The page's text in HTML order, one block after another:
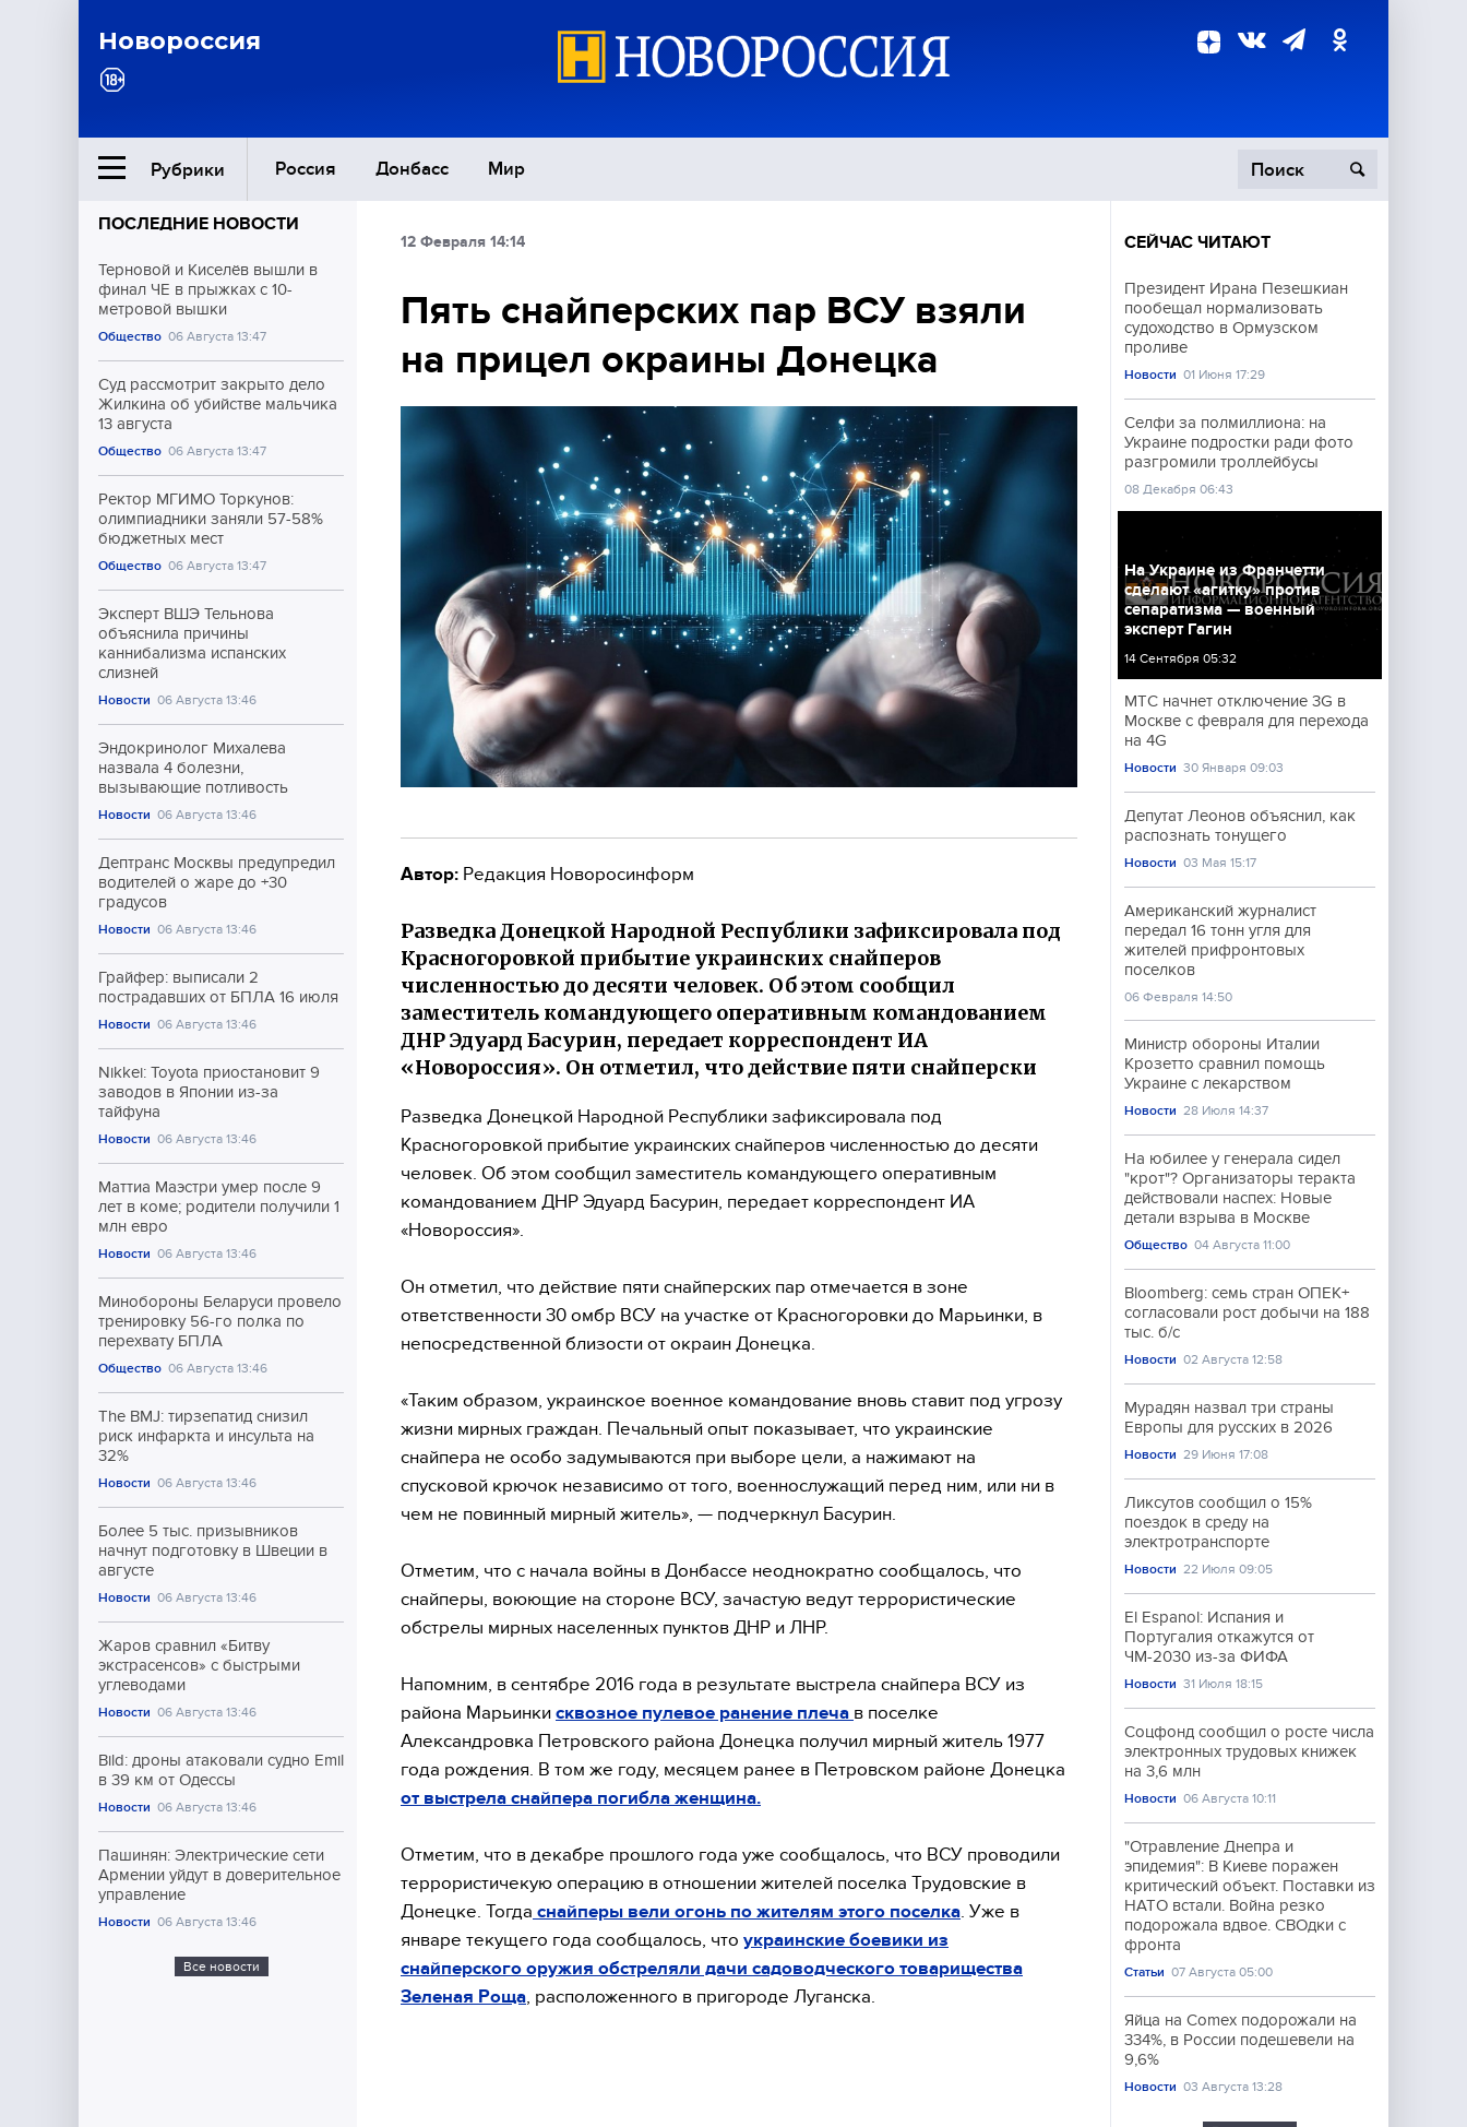
Новороссия
Рубрики Россия Донбасс Мир
Ближний Восток
Общество
Экономика
Происшествия
Культура
ПОСЛЕДНИЕ НОВОСТИ
Терновой и Киселёв вышли в
финал ЧЕ в прыжках с 10-
метровой вышки
Общество 06 Августа 13:47
Суд рассмотрит закрыто дело
Жилкина об убийстве мальчика
13 августа
Общество 06 Августа 13:47
Ректор МГИМО Торкунов:
олимпиадники заняли 57-58%
бюджетных мест
Общество 06 Августа 13:47
Эксперт ВШЭ Тельнова
объяснила причины
каннибализма испанских
слизней
Новости 06 Августа 13:46
Эндокринолог Михалева
назвала 4 болезни,
вызывающие потливость
Новости 06 Августа 13:46
Дептранс Москвы предупредил
водителей о жаре до +30
градусов
Новости 06 Августа 13:46
Грайфер: выписали 2
пострадавших от БПЛА 16 июля
Новости 06 Августа 13:46
Nikkei: Toyota приостановит 9
заводов в Японии из-за
тайфуна
Новости 06 Августа 13:46
Маттиа Маэстри умер после 9
лет в коме; родители получили 1
млн евро
Новости 06 Августа 13:46
Минобороны Беларуси провело
тренировку 56-го полка по
перехвату БПЛА
Общество 06 Августа 13:46
The BMJ: тирзепатид снизил
риск инфаркта и инсульта на
32%
Новости 06 Августа 13:46
Более 5 тыс. призывников
начнут подготовку в Швеции в
августе
Новости 06 Августа 13:46
Жаров сравнил «Битву
экстрасенсов» с быстрыми
углеводами
Новости 06 Августа 13:46
Bild: дроны атаковали судно Emil
в 39 км от Одессы
Новости 06 Августа 13:46
Пашинян: Электрические сети
Армении уйдут в доверительное
управление
Новости 06 Августа 13:46
Все новости
12 Февраля 14:14
Пять снайперских пар ВСУ взяли
на прицел окраины Донецка
Автор: Редакция Новоросинформ
Разведка Донецкой Народной Республики зафиксировала под
Красногоровкой прибытие украинских снайперов
численностью до десяти человек. Об этом сообщил
заместитель командующего оперативным командованием
ДНР Эдуард Басурин, передает корреспондент ИА
«Новороссия». Он отметил, что действие пяти снайперски
Разведка Донецкой Народной Республики зафиксировала под
Красногоровкой прибытие украинских снайперов численностью до десяти
человек. Об этом сообщил заместитель командующего оперативным
командованием ДНР Эдуард Басурин, передает корреспондент ИА
«Новороссия».
Он отметил, что действие пяти снайперских пар отмечается в зоне
ответственности 30 омбр ВСУ на участке от Красногоровки до Марьинки, в
непосредственной близости от окраин Донецка.
«Таким образом, украинское военное командование вновь ставит под угрозу
жизни мирных граждан. Печальный опыт показывает, что украинские
снайпера не особо задумываются при выборе цели, а нажимают на
спусковой крючок независимо от того, военнослужащий перед ним, или ни в
чем не повинный мирный житель», — подчеркнул Басурин.
Отметим, что с начала войны в Донбассе неоднократно сообщалось, что
снайперы, воюющие на стороне ВСУ, зачастую ведут террористические
обстрелы мирных населенных пунктов ДНР и ЛНР.
Напомним, в сентябре 2016 года в результате выстрела снайпера ВСУ из
района Марьинки сквозное пулевое ранение плеча в поселке
Александровка Петровского района Донецка получил мирный житель 1977
года рождения. В том же году, месяцем ранее в Петровском районе Донецка
от выстрела снайпера погибла женщина.
Отметим, что в декабре прошлого года уже сообщалось, что ВСУ проводили
террористичекую операцию в отношении жителей поселка Трудовские в
Донецке. Тогда снайперы вели огонь по жителям этого поселка . Уже в
январе текущего года сообщалось, что украинские боевики из
снайперского оружия обстреляли дачи садоводческого товарищества
Зеленая Роща , расположенного в пригороде Луганска.
СЕЙЧАС ЧИТАЮТ
Президент Ирана Пезешкиан
пообещал нормализовать
судоходство в Ормузском
проливе
Новости 01 Июня 17:29
Селфи за полмиллиона: на
Украине подростки ради фото
разгромили троллейбусы
08 Декабря 06:43
На Украине из Франчетти
сделают «агитку» против
сепаратизма — военный
эксперт Гагин
14 Сентября 05:32
МТС начнет отключение 3G в
Москве с февраля для перехода
на 4G
Новости 30 Января 09:03
Депутат Леонов объяснил, как
распознать тонущего
Новости 03 Мая 15:17
Американский журналист
передал 16 тонн угля для
жителей прифронтовых
поселков
06 Февраля 14:50
Министр обороны Италии
Крозетто сравнил помощь
Украине с лекарством
Новости 28 Июля 14:37
На юбилее у генерала сидел
"крот"? Организаторы теракта
действовали наспех: Новые
детали взрыва в Москве
Общество 04 Августа 11:00
Bloomberg: семь стран ОПЕК+
согласовали рост добычи на 188
тыс. б/с
Новости 02 Августа 12:58
Мурадян назвал три страны
Европы для русских в 2026
Новости 29 Июня 17:08
Ликсутов сообщил о 15%
поездок в среду на
электротранспорте
Новости 22 Июля 09:05
El Espanol: Испания и
Португалия откажутся от
ЧМ-2030 из-за ФИФА
Новости 31 Июля 18:15
Соцфонд сообщил о росте числа
электронных трудовых книжек
на 3,6 млн
Новости 06 Августа 10:11
"Отравление Днепра и
эпидемия": В Киеве поражен
критический объект. Поставки из
НАТО встали. Война резко
подорожала вдвое. СВОдки с
фронта
Статьи 07 Августа 05:00
Яйца на Comex подорожали на
334%, в России подешевели на
9,6%
Новости 03 Августа 13:28